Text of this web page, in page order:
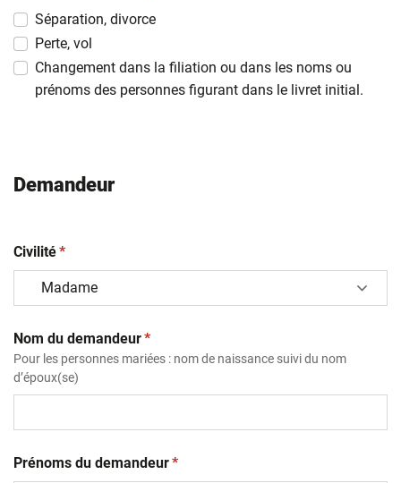
MM
slash
AAAA
Séparation, divorce
Perte, vol
Changement dans la filiation ou dans les noms ou
prénoms des personnes figurant dans le livret initial.
Demandeur
Civilité(obligatoire)
*
Nom du demandeur(obligatoire)
*
Pour les personnes mariées : nom de naissance suivi du nom
d’époux(se)
Prénoms du demandeur(obligatoire)
*